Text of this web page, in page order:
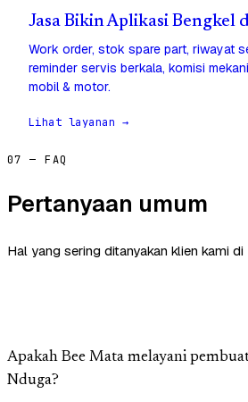
Jasa Bikin Aplikasi Bengkel
Work order, stok spare part, riwayat
reminder servis berkala, komisi
mobil & motor.
Lihat layanan →
07 — FAQ
Pertanyaan umum
Hal yang sering ditanyakan klien kami di
Apakah Bee Mata melayani
Nduga?